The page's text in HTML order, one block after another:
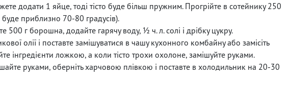
додати 1 яйце, тоді тісто буде більш пружним. Прогрійте в сотейнику 250
приблизно 70-80 градусів).
500 г борошна, додайте гарячу воду, ½ ч. л. солі і дрібку цукру.
олії і поставте замішуватися в чашу кухонного комбайну або замісіть
інгредієнти ложкою, а коли тісто трохи охолоне, замішуйте руками.
руками, оберніть харчовою плівкою і поставте в холодильник на 20-30